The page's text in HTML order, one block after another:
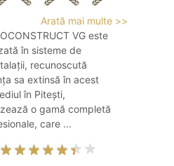
Arată mai multe >>
VG este
în sisteme de
recunoscută
sa extinsă în acest
în Pitești,
o gamă completă
care ...